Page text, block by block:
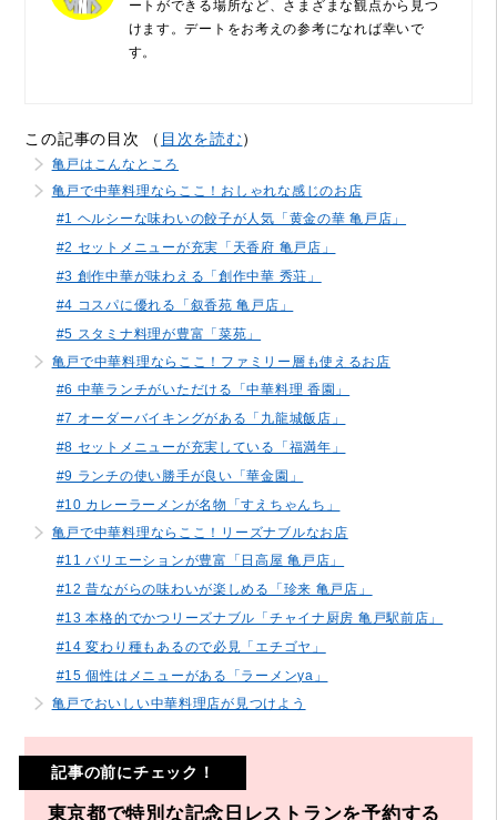
ートができる場所など、さまざまな観点から見つ
けます。デートをお考えの参考になれば幸いで
す。
この記事の目次 （ 目次を読む）
亀戸はこんなところ
亀戸で中華料理ならここ！おしゃれな感じのお店
#1 ヘルシーな味わいの餃子が人気「黄金の華 亀戸店」
#2 セットメニューが充実「天香府 亀戸店」
#3 創作中華が味わえる「創作中華 秀荘」
#4 コスパに優れる「叙香苑 亀戸店」
#5 スタミナ料理が豊富「菜苑」
亀戸で中華料理ならここ！ファミリー層も使えるお店
#6 中華ランチがいただける「中華料理 香園」
#7 オーダーバイキングがある「九龍城飯店」
#8 セットメニューが充実している「福満年」
#9 ランチの使い勝手が良い「華金園」
#10 カレーラーメンが名物「すえちゃんち」
亀戸で中華料理ならここ！リーズナブルなお店
#11 バリエーションが豊富「日高屋 亀戸店」
#12 昔ながらの味わいが楽しめる「珍来 亀戸店」
#13 本格的でかつリーズナブル「チャイナ厨房 亀戸駅前店」
#14 変わり種もあるので必見「エチゴヤ」
#15 個性はメニューがある「ラーメンya」
亀戸でおいしい中華料理店が見つけよう
記事の前にチェック！
東京都で特別な記念日レストランを予約する